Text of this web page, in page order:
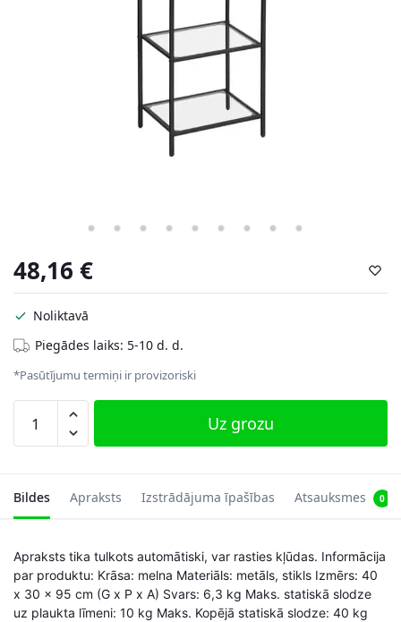
48,16 €
Noliktavā
Piegādes laiks: 5-10 d. d.
*Pasūtījumu termiņi ir provizoriski
plaukts
plauktiem
no
rūdīta
stikla
daudzums
Uz grozu
Bildes Apraksts Izstrādājuma īpašības Atsauksmes 0
Apraksts tika tulkots automātiski, var rasties kļūdas. Informācija
par produktu: Krāsa: melna Materiāls: metāls, stikls Izmērs: 40
x 30 x 95 cm (G x P x A) Svars: 6,3 kg Maks. statiskā slodze
uz plaukta līmeni: 10 kg Maks. Kopējā statiskā slodze: 40 kg